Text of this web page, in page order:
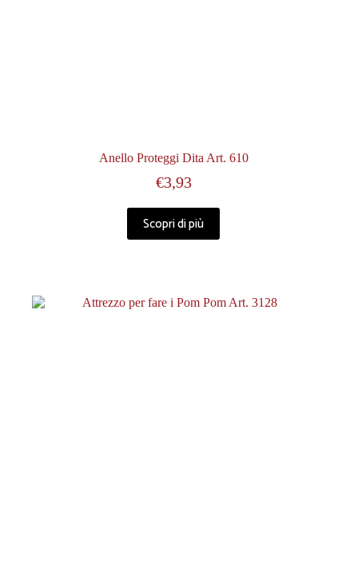
Anello Proteggi Dita Art. 610
€3,93
Scopri di più